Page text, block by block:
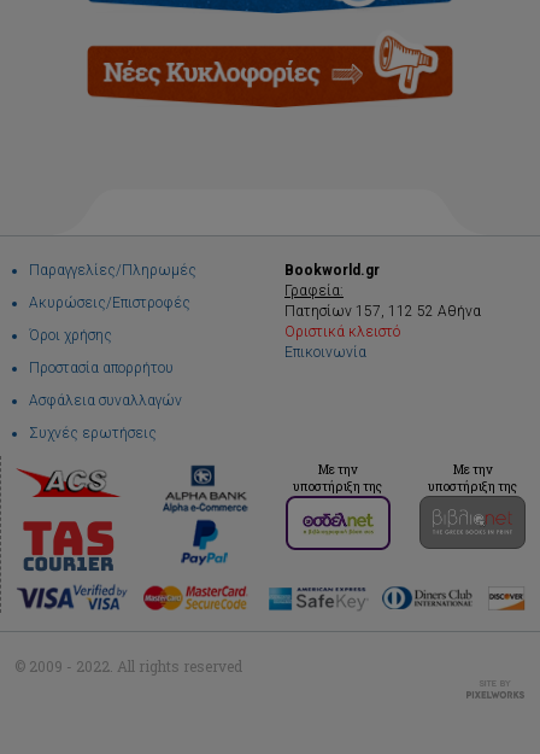
Παραγγελίες/Πληρωμές
Ακυρώσεις/Επιστροφές
Όροι χρήσης
Προστασία απορρήτου
Ασφάλεια συναλλαγών
Συχνές ερωτήσεις
Bookworld.gr
Γραφεία:
Πατησίων 157, 112 52 Αθήνα
Οριστικά κλειστό
Επικοινωνία
Με την
υποστήριξη της
Με την
υποστήριξη της
© 2009 - 2022. All rights reserved